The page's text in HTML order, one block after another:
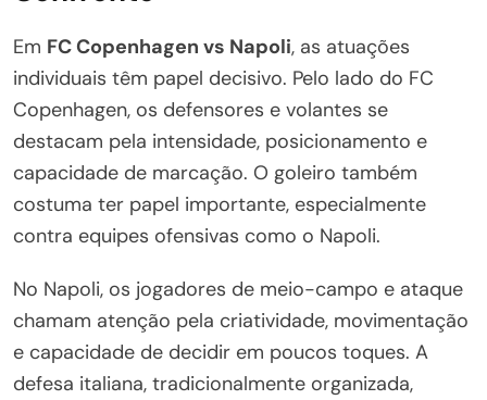
Em FC Copenhagen vs Napoli, as atuações
individuais têm papel decisivo. Pelo lado do FC
Copenhagen, os defensores e volantes se
destacam pela intensidade, posicionamento e
capacidade de marcação. O goleiro também
costuma ter papel importante, especialmente
contra equipes ofensivas como o Napoli.
No Napoli, os jogadores de meio-campo e ataque
chamam atenção pela criatividade, movimentação
e capacidade de decidir em poucos toques. A
defesa italiana, tradicionalmente organizada,